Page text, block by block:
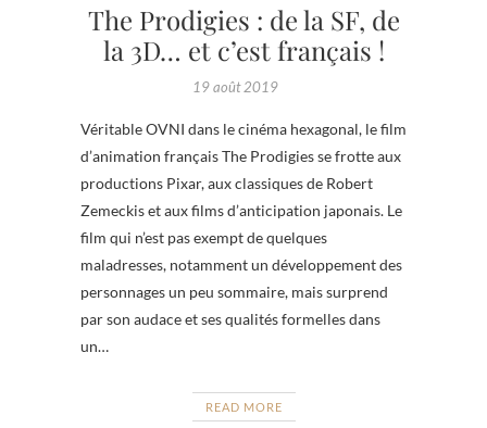
The Prodigies : de la SF, de
la 3D… et c’est français !
19 août 2019
Véritable OVNI dans le cinéma hexagonal, le film
d’animation français The Prodigies se frotte aux
productions Pixar, aux classiques de Robert
Zemeckis et aux films d’anticipation japonais. Le
film qui n’est pas exempt de quelques
maladresses, notamment un développement des
personnages un peu sommaire, mais surprend
par son audace et ses qualités formelles dans
un…
READ MORE